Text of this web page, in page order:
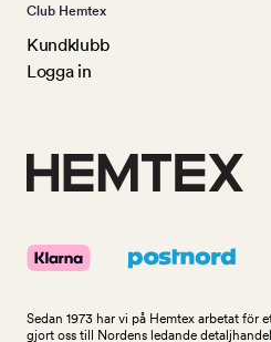
Club Hemtex
Kundklubb
Logga in
Sedan 1973 har vi på Hemtex arbetat för
gjort oss till Nordens ledande